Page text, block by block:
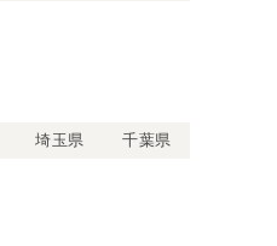
埼玉県
千葉県